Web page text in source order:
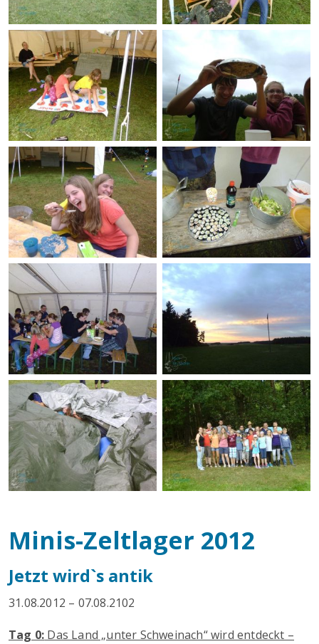
Minis-Zeltlager 2012
Jetzt wird`s antik
31.08.2012 – 07.08.2102
Tag 0: Das Land „unter Schweinach“ wird entdeckt –